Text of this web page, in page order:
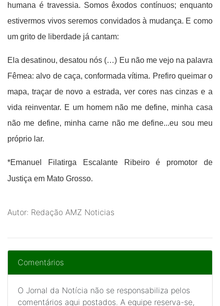
humana é travessia. Somos êxodos contínuos; enquanto
estivermos vivos seremos convidados à mudança. E como
um grito de liberdade já cantam:
Ela desatinou, desatou nós (…) Eu não me vejo na palavra
Fêmea: alvo de caça, conformada vítima. Prefiro queimar o
mapa, traçar de novo a estrada, ver cores nas cinzas e a
vida reinventar. E um homem não me define, minha casa
não me define, minha carne não me define...eu sou meu
próprio lar.
*Emanuel Filatirga Escalante Ribeiro é promotor de
Justiça em Mato Grosso.
Autor: Redação AMZ Noticias
Comentários
O Jornal da Notícia não se responsabiliza pelos
comentários aqui postados. A equipe reserva-se,